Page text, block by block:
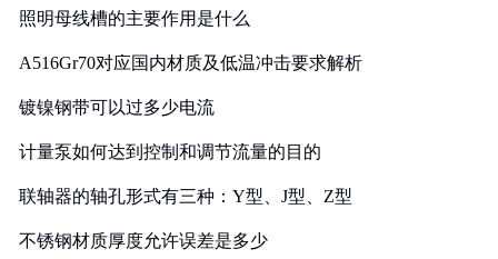
照明母线槽的主要作用是什么
A516Gr70对应国内材质及低温冲击要求解析
镀镍钢带可以过多少电流
计量泵如何达到控制和调节流量的目的
联轴器的轴孔形式有三种：Y型、J型、Z型
不锈钢材质厚度允许误差是多少